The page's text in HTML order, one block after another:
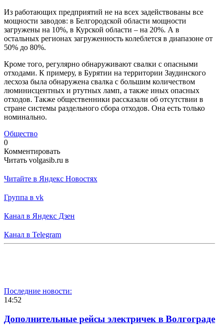
Из работающих предприятий не на всех задействованы все
мощности заводов: в Белгородской области мощности
загружены на 10%, в Курской области – на 20%. А в
остальных регионах загруженность колеблется в диапазоне от
50% до 80%.
Кроме того, регулярно обнаруживают свалки с опасными
отходами. К примеру, в Бурятии на территории Заудинского
лесхоза была обнаружена свалка с большим количеством
люминисцентных и ртутных ламп, а также иных опасных
отходов. Также общественники рассказали об отсутствии в
стране системы раздельного сбора отходов. Она есть только
номинально.
Общество
0
Комментировать
Читать volgasib.ru в
Читайте в Яндекс Новостях
Группа в vk
Канал в Яндекс Дзен
Канал в Telegram
Последние новости:
14:52
Дополнительные рейсы электричек в Волгограде